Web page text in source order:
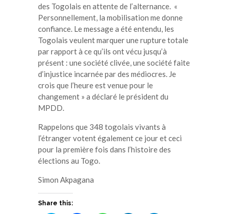
des Togolais en attente de l’alternance. «
Personnellement, la mobilisation me donne
confiance. Le message a été entendu, les
Togolais veulent marquer une rupture totale
par rapport à ce qu’ils ont vécu jusqu’à
présent : une société clivée, une société faite
d’injustice incarnée par des médiocres. Je
crois que l’heure est venue pour le
changement » a déclaré le président du
MPDD.
Rappelons que 348 togolais vivants à
l’étranger votent également ce jour et ceci
pour la première fois dans l’histoire des
élections au Togo.
Simon Akpagana
Share this: